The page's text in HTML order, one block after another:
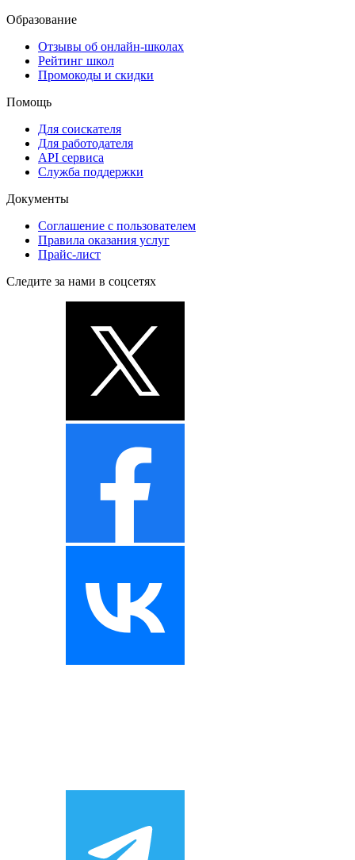
Образование
Отзывы об онлайн-школах
Рейтинг школ
Промокоды и скидки
Помощь
Для соискателя
Для работодателя
API сервиса
Служба поддержки
Документы
Соглашение с пользователем
Правила оказания услуг
Прайс-лист
Следите за нами в соцсетях